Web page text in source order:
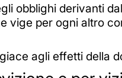
obblighi derivanti
vige per ogni altro
agli effetti della